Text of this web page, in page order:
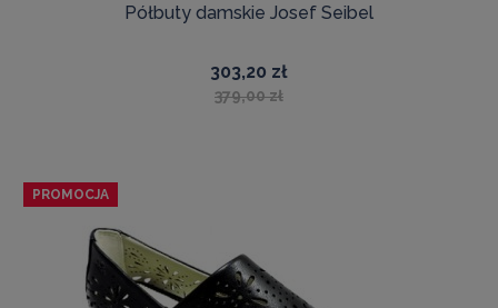
Półbuty damskie Josef Seibel
303,20 zł
379,00 zł
PROMOCJA